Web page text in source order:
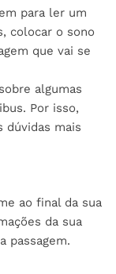
para ler um
colocar o sono
que vai se
algumas
Por isso,
dúvidas mais
ao final da sua
da sua
passagem.